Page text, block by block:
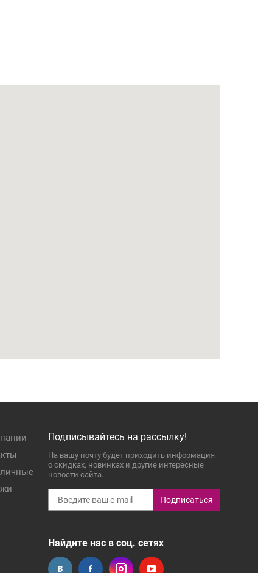
Подписывайтесь на рассылку!
На вашу почту будет приходить информация
о скидках, новинках и другие интересные
новости сайта.
Подписаться
Найдите нас в соц. сетях